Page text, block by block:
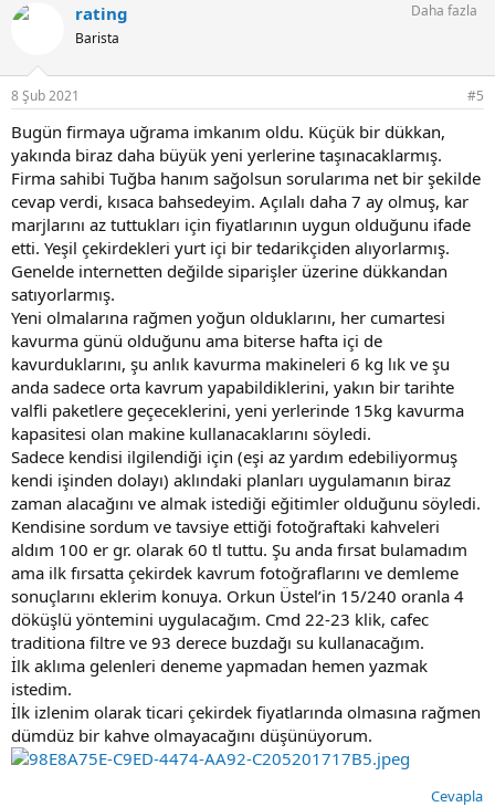
k
rating
Barista
Daha fazla
8 Şub 2021 #5
Bugün firmaya uğrama imkanım oldu. Küçük bir dükkan,
yakında biraz daha büyük yeni yerlerine taşınacaklarmış.
Firma sahibi Tuğba hanım sağolsun sorularıma net bir şekilde
cevap verdi, kısaca bahsedeyim. Açılalı daha 7 ay olmuş, kar
marjlarını az tuttukları için fiyatlarının uygun olduğunu ifade
etti. Yeşil çekirdekleri yurt içi bir tedarikçiden alıyorlarmış.
Genelde internetten değilde siparişler üzerine dükkandan
satıyorlarmış.
Yeni olmalarına rağmen yoğun olduklarını, her cumartesi
kavurma günü olduğunu ama biterse hafta içi de
kavurduklarını, şu anlık kavurma makineleri 6 kg lık ve şu
anda sadece orta kavrum yapabildiklerini, yakın bir tarihte
valfli paketlere geçeceklerini, yeni yerlerinde 15kg kavurma
kapasitesi olan makine kullanacaklarını söyledi.
Sadece kendisi ilgilendiği için (eşi az yardım edebiliyormuş
kendi işinden dolayı) aklındaki planları uygulamanın biraz
zaman alacağını ve almak istediği eğitimler olduğunu söyledi.
Kendisine sordum ve tavsiye ettiği fotoğraftaki kahveleri
aldım 100 er gr. olarak 60 tl tuttu. Şu anda fırsat bulamadım
ama ilk fırsatta çekirdek kavrum fotoğraflarını ve demleme
sonuçlarını eklerim konuya. Orkun Üstel’in 15/240 oranla 4
döküşlü yöntemini uygulacağım. Cmd 22-23 klik, cafec
traditiona filtre ve 93 derece buzdağı su kullanacağım.
İlk aklıma gelenleri deneme yapmadan hemen yazmak
istedim.
İlk izlenim olarak ticari çekirdek fiyatlarında olmasına rağmen
dümdüz bir kahve olmayacağını düşünüyorum.
Cevapla